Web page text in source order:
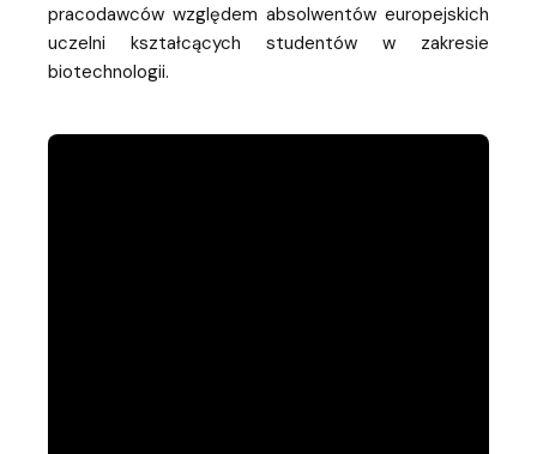
pracodawców względem absolwentów europejskich
uczelni kształcących studentów w zakresie
biotechnologii.